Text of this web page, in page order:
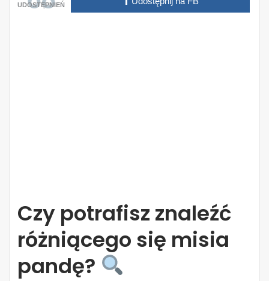
UDOSTĘPNIEŃ
Czy potrafisz znaleźć
różniącego się misia
pandę?